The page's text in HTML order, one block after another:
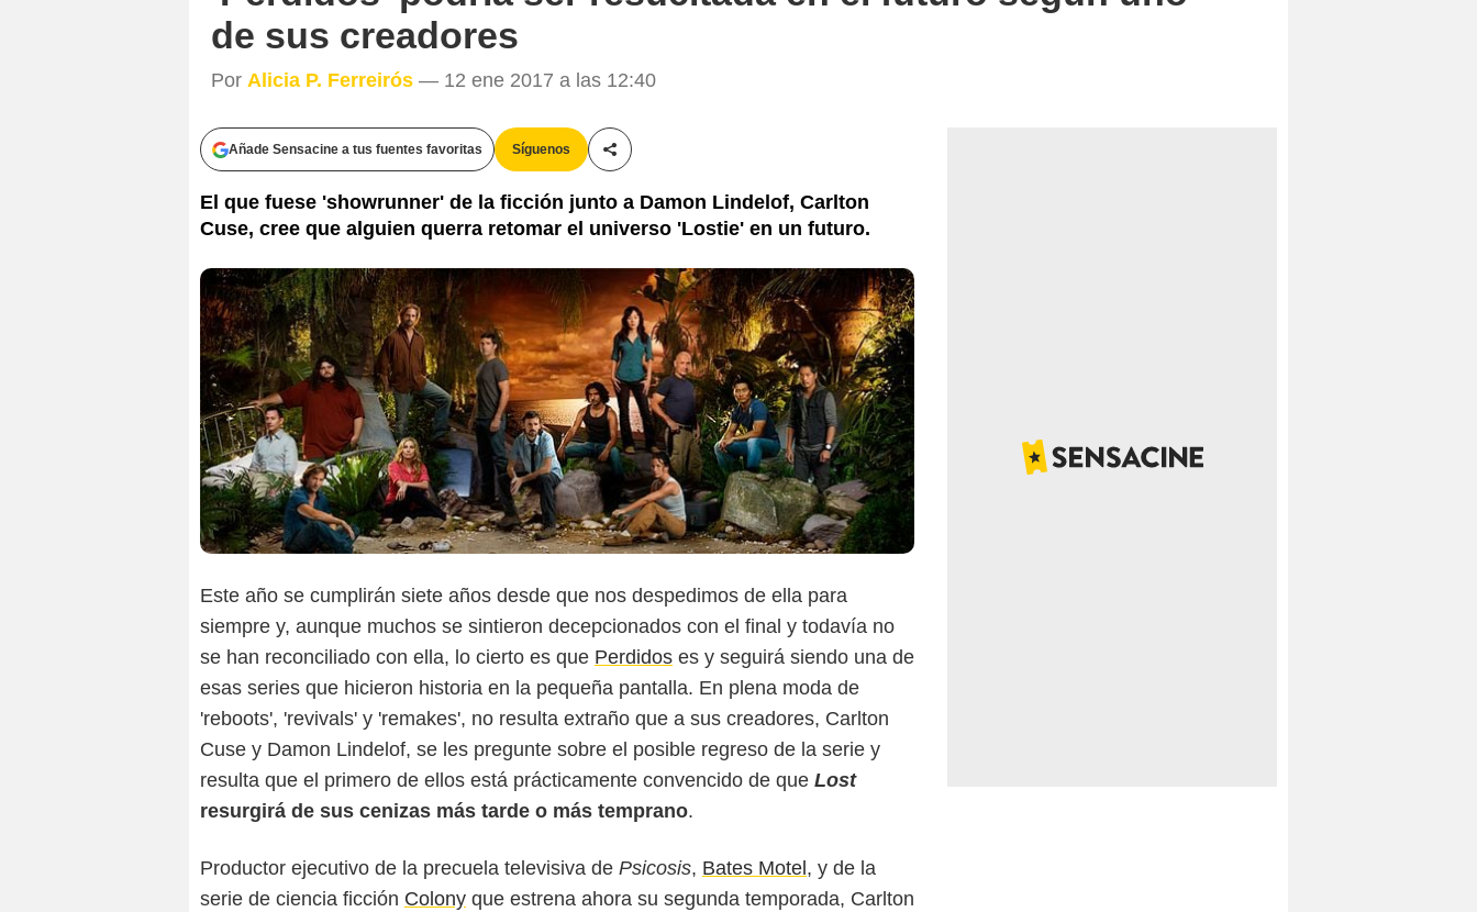
de sus creadores
Por Alicia P. Ferreirós — 12 ene 2017 a las 12:40
Añade Sensacine a tus fuentes favoritas Síguenos
Compartir esta noticia
El que fuese 'showrunner' de la ficción junto a Damon Lindelof, Carlton
Cuse, cree que alguien querra retomar el universo 'Lostie' en un futuro.
Este año se cumplirán siete años desde que nos despedimos de ella para
siempre y, aunque muchos se sintieron decepcionados con el final y todavía no
se han reconciliado con ella, lo cierto es que Perdidos es y seguirá siendo una de
esas series que hicieron historia en la pequeña pantalla. En plena moda de
'reboots', 'revivals' y 'remakes', no resulta extraño que a sus creadores, Carlton
Cuse y Damon Lindelof, se les pregunte sobre el posible regreso de la serie y
resulta que el primero de ellos está prácticamente convencido de que Lost
resurgirá de sus cenizas más tarde o más temprano.
Productor ejecutivo de la precuela televisiva de Psicosis, Bates Motel , y de la
serie de ciencia ficción Colony que estrena ahora su segunda temporada, Carlton